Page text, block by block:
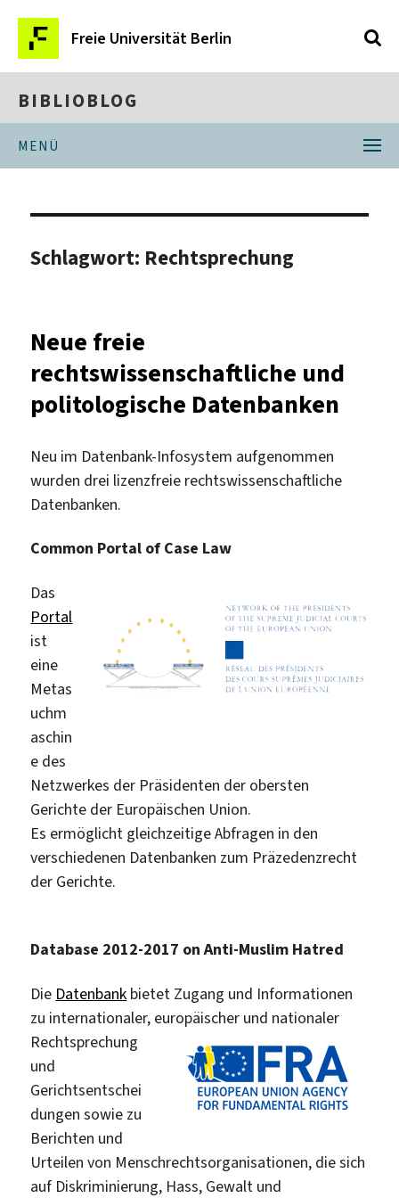
Freie Universität Berlin
BIBLIOBLOG
MENÜ
Schlagwort: Rechtsprechung
Neue freie
rechtswissenschaftliche und
politologische Datenbanken
Neu im Datenbank-Infosystem aufgenommen
wurden drei lizenzfreie rechtswissenschaftliche
Datenbanken.
Common Portal of Case Law
Das
Portal
ist
eine
Metas
uchm
aschin
e des
Netzwerkes der Präsidenten der obersten
Gerichte der Europäischen Union.
Es ermöglicht gleichzeitige Abfragen in den
verschiedenen Datenbanken zum Präzedenzrecht
der Gerichte.
Database 2012-2017 on Anti-Muslim Hatred
Die Datenbank bietet Zugang und Informationen
zu internationaler, europäischer und nationaler
Rechtsprechung
und
Gerichtsentschei
dungen sowie zu
Berichten und
Urteilen von Menschrechtsorganisationen, die sich
auf Diskriminierung, Hass, Gewalt und